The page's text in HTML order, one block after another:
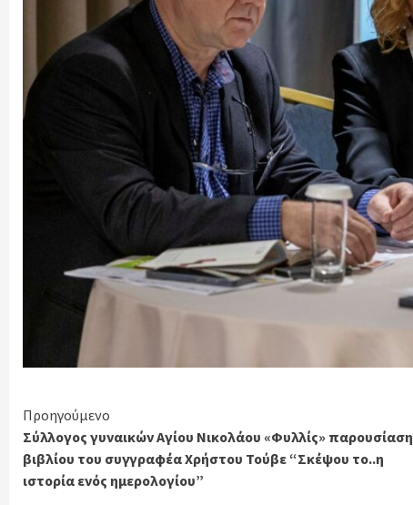
Continue
Reading
Προηγούμενο
Σύλλογος γυναικών Αγίου Νικολάου «Φυλλίς» παρουσίαση
βιβλίου του συγγραφέα Χρήστου Τούβε “Σκέψου το..η
ιστορία ενός ημερολογίου”